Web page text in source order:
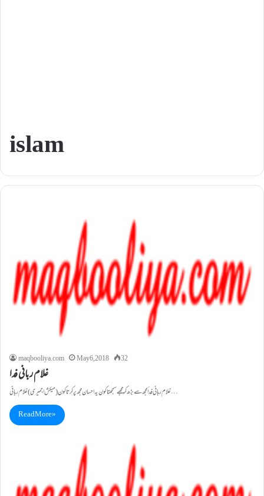
islam
maqbooliya.com May 6, 2018 32
غلام ربانی فدا
غلام ربانی فداؔ مجھ سے بڑھ کر مجھے سمجھتا کون یہ احسان مجھ پر کرتا کون (میکش اجمیری) غلام ربانی…
Read More »